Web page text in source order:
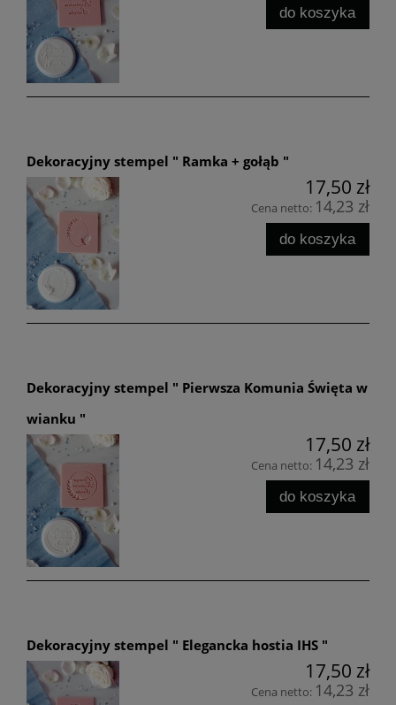
do koszyka
Dekoracyjny stempel " Ramka + gołąb "
17,50 zł
Cena netto: 14,23 zł
do koszyka
Dekoracyjny stempel " Pierwsza Komunia Święta w
wianku "
17,50 zł
Cena netto: 14,23 zł
do koszyka
Dekoracyjny stempel " Elegancka hostia IHS "
17,50 zł
Cena netto: 14,23 zł